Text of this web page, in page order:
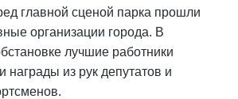
главной сценой парка прошли
организации города. В
лучшие работники
награды из рук депутатов и